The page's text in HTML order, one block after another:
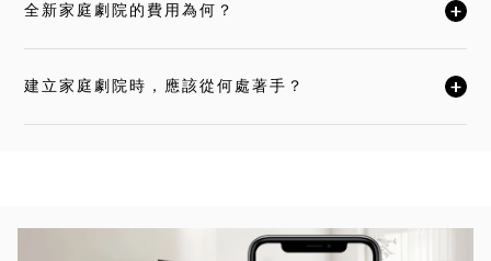
全新家庭劇院的費用為何？
按一下後可展開描述內容並繼續閱讀
建立家庭劇院時，應該從何處著手？
按一下後可展開描述內容並繼續閱讀